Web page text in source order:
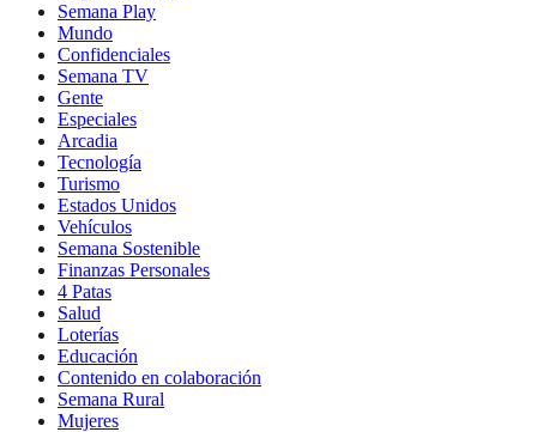
Semana Play
Mundo
Confidenciales
Semana TV
Gente
Especiales
Arcadia
Tecnología
Turismo
Estados Unidos
Vehículos
Semana Sostenible
Finanzas Personales
4 Patas
Salud
Loterías
Educación
Contenido en colaboración
Semana Rural
Mujeres